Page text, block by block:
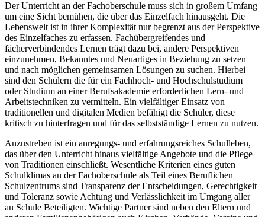
Der Unterricht an der Fachoberschule muss sich in großem Umfang
um eine Sicht bemühen, die über das Einzelfach hinausgeht. Die
Lebenswelt ist in ihrer Komplexität nur begrenzt aus der Perspektive
des Einzelfaches zu erfassen. Fachübergreifendes und
fächerverbindendes Lernen trägt dazu bei, andere Perspektiven
einzunehmen, Bekanntes und Neuartiges in Beziehung zu setzen
und nach möglichen gemeinsamen Lösungen zu suchen. Hierbei
sind den Schülern die für ein Fachhoch- und Hochschulstudium
oder Studium an einer Berufsakademie erforderlichen Lern- und
Arbeitstechniken zu vermitteln. Ein vielfältiger Einsatz von
traditionellen und digitalen Medien befähigt die Schüler, diese
kritisch zu hinterfragen und für das selbstständige Lernen zu nutzen.
Anzustreben ist ein anregungs- und erfahrungsreiches Schulleben,
das über den Unterricht hinaus vielfältige Angebote und die Pflege
von Traditionen einschließt. Wesentliche Kriterien eines guten
Schulklimas an der Fachoberschule als Teil eines Beruflichen
Schulzentrums sind Transparenz der Entscheidungen, Gerechtigkeit
und Toleranz sowie Achtung und Verlässlichkeit im Umgang aller
an Schule Beteiligten. Wichtige Partner sind neben den Eltern und